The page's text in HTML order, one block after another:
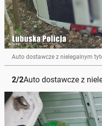
Auto dostawcze z nielegalnym
2/2Auto dostawcze z